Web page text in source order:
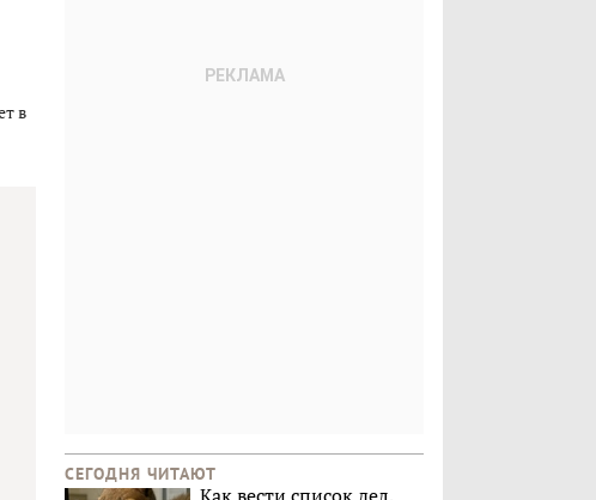
в
СЕГОДНЯ ЧИТАЮТ